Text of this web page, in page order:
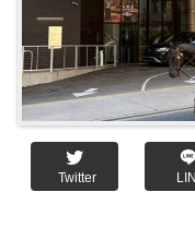
Twitter